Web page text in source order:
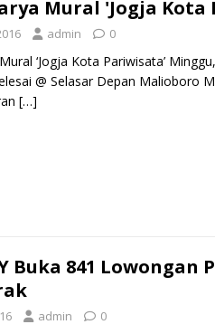
Mural 'Jogja
admin 0
‘Jogja Kota Pariwisata’
@ Selasar Depan Malioboro
[…]
Buka 841 Lowongan
admin 0